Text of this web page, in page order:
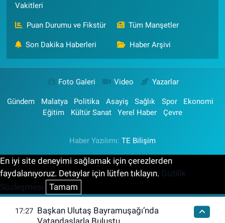
Vakitleri
Puan Durumu ve Fikstür Tüm Manşetler
Son Dakika Haberleri Haber Arşivi
Foto Galeri Video Yazarlar
Gündem Malatya Politika Asayiş Sağlık Spor
Ekonomi
Eğitim
Kültür Sanat Yerel Haber Çevre
Haber Yazılımı: TE Bilişim
En iyi site deneyimi sağlamak için çerezlerden
faydalanıyoruz. Detaylar için lütfen tıklayın. Gizlilik
Sözleşmesi Tamam
17:27 Başkan Ulutaş Bayramuşağı’nda
Vatandaşlarla Buluştu